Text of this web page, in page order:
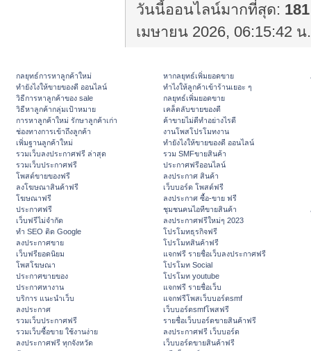
วันนี้ออนไลน์มากที่สุด: 181
เมษายน 2026, 06:15:42 น
กลยุทธ์การหาลูกค้าใหม่
ทํายังไงให้ขายของดี ออนไลน์
วิธีการหาลูกค้าของ sale
วิธีหาลูกค้ากลุ่มเป้าหมาย
การหาลูกค้าใหม่ รักษาลูกค้าเก่า
ช่องทางการเข้าถึงลูกค้า
เพิ่มฐานลูกค้าใหม่
รวมเว็บลงประกาศฟรี ล่าสุด
รวมเว็บประกาศฟรี
โพสต์ขายของฟรี
ลงโฆษณาสินค้าฟรี
โฆษณาฟรี
ประกาศฟรี
เว็บฟรีไม่จำกัด
ทำ SEO ติด Google
ลงประกาศขาย
เว็บฟรียอดนิยม
โพสโฆษณา
ประกาศขายของ
ประกาศหางาน
บริการ แนะนำเว็บ
ลงประกาศ
รวมเว็บประกาศฟรี
รวมเว็บซื้อขาย ใช้งานง่าย
ลงประกาศฟรี ทุกจังหวัด
หากลยุทธ์เพิ่มยอดขาย
ทําไงให้ลูกค้าเข้าร้านเยอะ ๆ
กลยุทธ์เพิ่มยอดขาย
เคล็ดลับขายของดี
ค้าขายไม่ดีทำอย่างไรดี
งานโพสโปรโมทงาน
ทํายังไงให้ขายของดี ออนไลน์
รวม SMFขายสินค้า
ประกาศฟรีออนไลน์
ลงประกาศ สินค้า
เว็บบอร์ด โพสต์ฟรี
ลงประกาศ ซื้อ-ขาย ฟรี
ชุมชนคนไอทีขายสินค้า
ลงประกาศฟรีใหม่ๆ 2023
โปรโมทธุรกิจฟรี
โปรโมทสินค้าฟรี
แจกฟรี รายชื่อเว็บลงประกาศฟรี
โปรโมท Social
โปรโมท youtube
แจกฟรี รายชื่อเว็บ
แจกฟรีโพสเว็บบอร์ดsmf
เว็บบอร์ดsmfโพสฟรี
รายชื่อเว็บบอร์ดขายสินค้าฟรี
ลงประกาศฟรี เว็บบอร์ด
เว็บบอร์ดขายสินค้าฟรี